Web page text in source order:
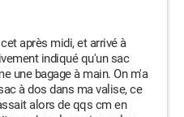
après midi, et arrivé à
indiqué qu'un sac
une bagage à main. On m'a
à dos dans ma valise, ce
alors de qqs cm en